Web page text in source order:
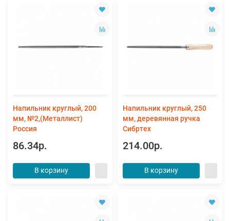
Напильник круглый, 200
мм, №2,(Металлист)
Россия
86.34р.
В корзину
Напильник круглый, 250
мм, деревянная ручка
Сибртех
214.00р.
В корзину